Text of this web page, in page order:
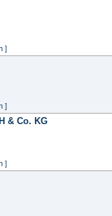
]
]
& Co. KG
]